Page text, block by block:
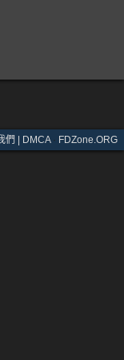
們 | DMCA· FDZone.ORG